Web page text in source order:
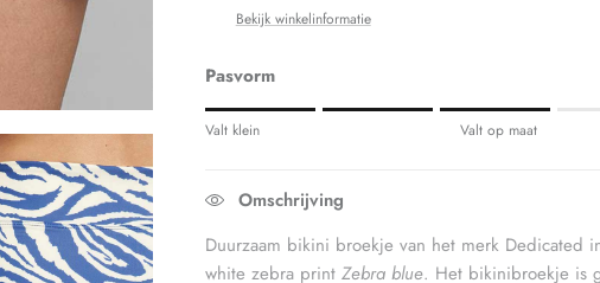
Bekijk winkelinformatie
Pasvorm
Rating of 1 means Valt klein.
The rating of this product for "" is 3.
Valt klein Valt op maat
Omschrijving
Duurzaam bikini broekje van het merk Dedicated
white zebra print Zebra blue. Het bikinibroekje is